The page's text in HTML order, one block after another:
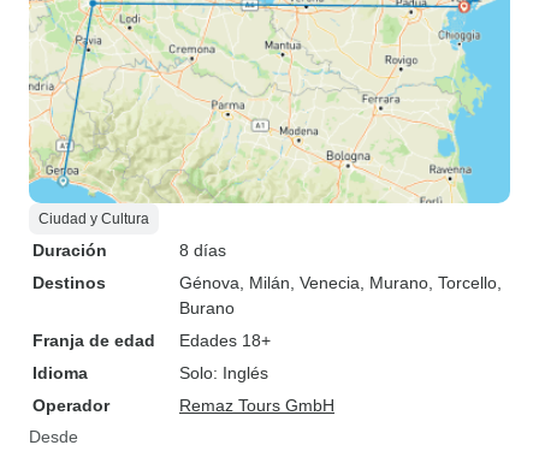
Ciudad y Cultura
Duración
8 días
Destinos
Génova , Milán , Venecia , Murano , Torcello
Burano
Franja de edad
Edades 18+
Idioma
Solo: Inglés
Operador
Remaz Tours GmbH
Desde